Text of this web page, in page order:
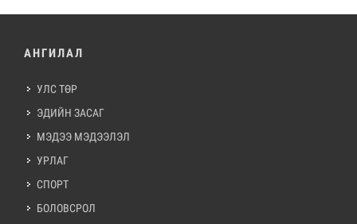
АНГИЛАЛ
УЛС ТӨР
ЭДИЙН ЗАСАГ
МЭДЭЭ МЭДЭЭЛЭЛ
УРЛАГ
СПОРТ
БОЛОВСРОЛ